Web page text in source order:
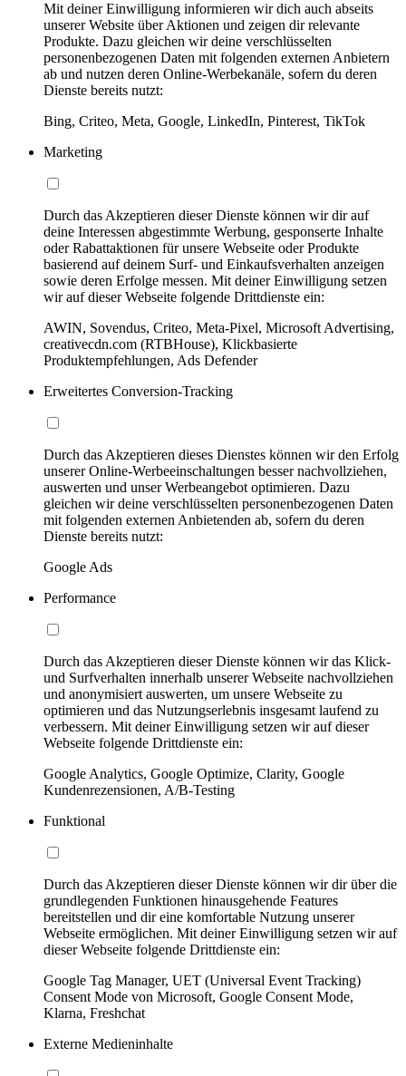
Mit deiner Einwilligung informieren wir dich auch abseits
unserer Website über Aktionen und zeigen dir relevante
Produkte. Dazu gleichen wir deine verschlüsselten
personenbezogenen Daten mit folgenden externen Anbietern
ab und nutzen deren Online-Werbekanäle, sofern du deren
Dienste bereits nutzt:
Bing, Criteo, Meta, Google, LinkedIn, Pinterest, TikTok
Marketing
Durch das Akzeptieren dieser Dienste können wir dir auf
deine Interessen abgestimmte Werbung, gesponserte Inhalte
oder Rabattaktionen für unsere Webseite oder Produkte
basierend auf deinem Surf- und Einkaufsverhalten anzeigen
sowie deren Erfolge messen. Mit deiner Einwilligung setzen
wir auf dieser Webseite folgende Drittdienste ein:
AWIN, Sovendus, Criteo, Meta-Pixel, Microsoft Advertising,
creativecdn.com (RTBHouse), Klickbasierte
Produktempfehlungen, Ads Defender
Erweitertes Conversion-Tracking
Durch das Akzeptieren dieses Dienstes können wir den Erfolg
unserer Online-Werbeeinschaltungen besser nachvollziehen,
auswerten und unser Werbeangebot optimieren. Dazu
gleichen wir deine verschlüsselten personenbezogenen Daten
mit folgenden externen Anbietenden ab, sofern du deren
Dienste bereits nutzt:
Google Ads
Performance
Durch das Akzeptieren dieser Dienste können wir das Klick-
und Surfverhalten innerhalb unserer Webseite nachvollziehen
und anonymisiert auswerten, um unsere Webseite zu
optimieren und das Nutzungserlebnis insgesamt laufend zu
verbessern. Mit deiner Einwilligung setzen wir auf dieser
Webseite folgende Drittdienste ein:
Google Analytics, Google Optimize, Clarity, Google
Kundenrezensionen, A/B-Testing
Funktional
Durch das Akzeptieren dieser Dienste können wir dir über die
grundlegenden Funktionen hinausgehende Features
bereitstellen und dir eine komfortable Nutzung unserer
Webseite ermöglichen. Mit deiner Einwilligung setzen wir auf
dieser Webseite folgende Drittdienste ein:
Google Tag Manager, UET (Universal Event Tracking)
Consent Mode von Microsoft, Google Consent Mode,
Klarna, Freshchat
Externe Medieninhalte